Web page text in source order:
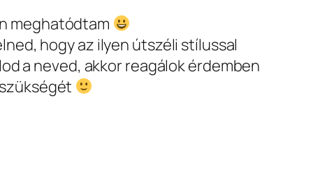
meghatódtam
hogy az ilyen útszéli stílussal
a neved, akkor reagálok érdemben